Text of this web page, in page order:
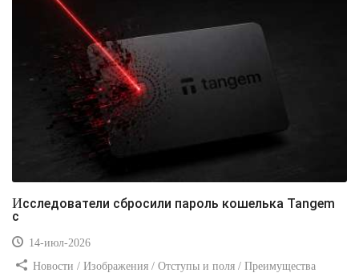
Исследователи сбросили пароль кошелька Tangem
с
14-июл-2026
Новости / Изображения / Отступы и поля / Преимущества